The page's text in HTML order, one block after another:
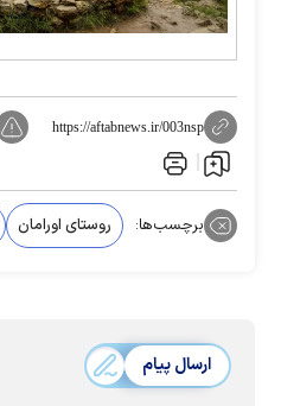
https://aftabnews.ir/003nsp
برچسب‌ها: روستای اورامان
ارسال پیام